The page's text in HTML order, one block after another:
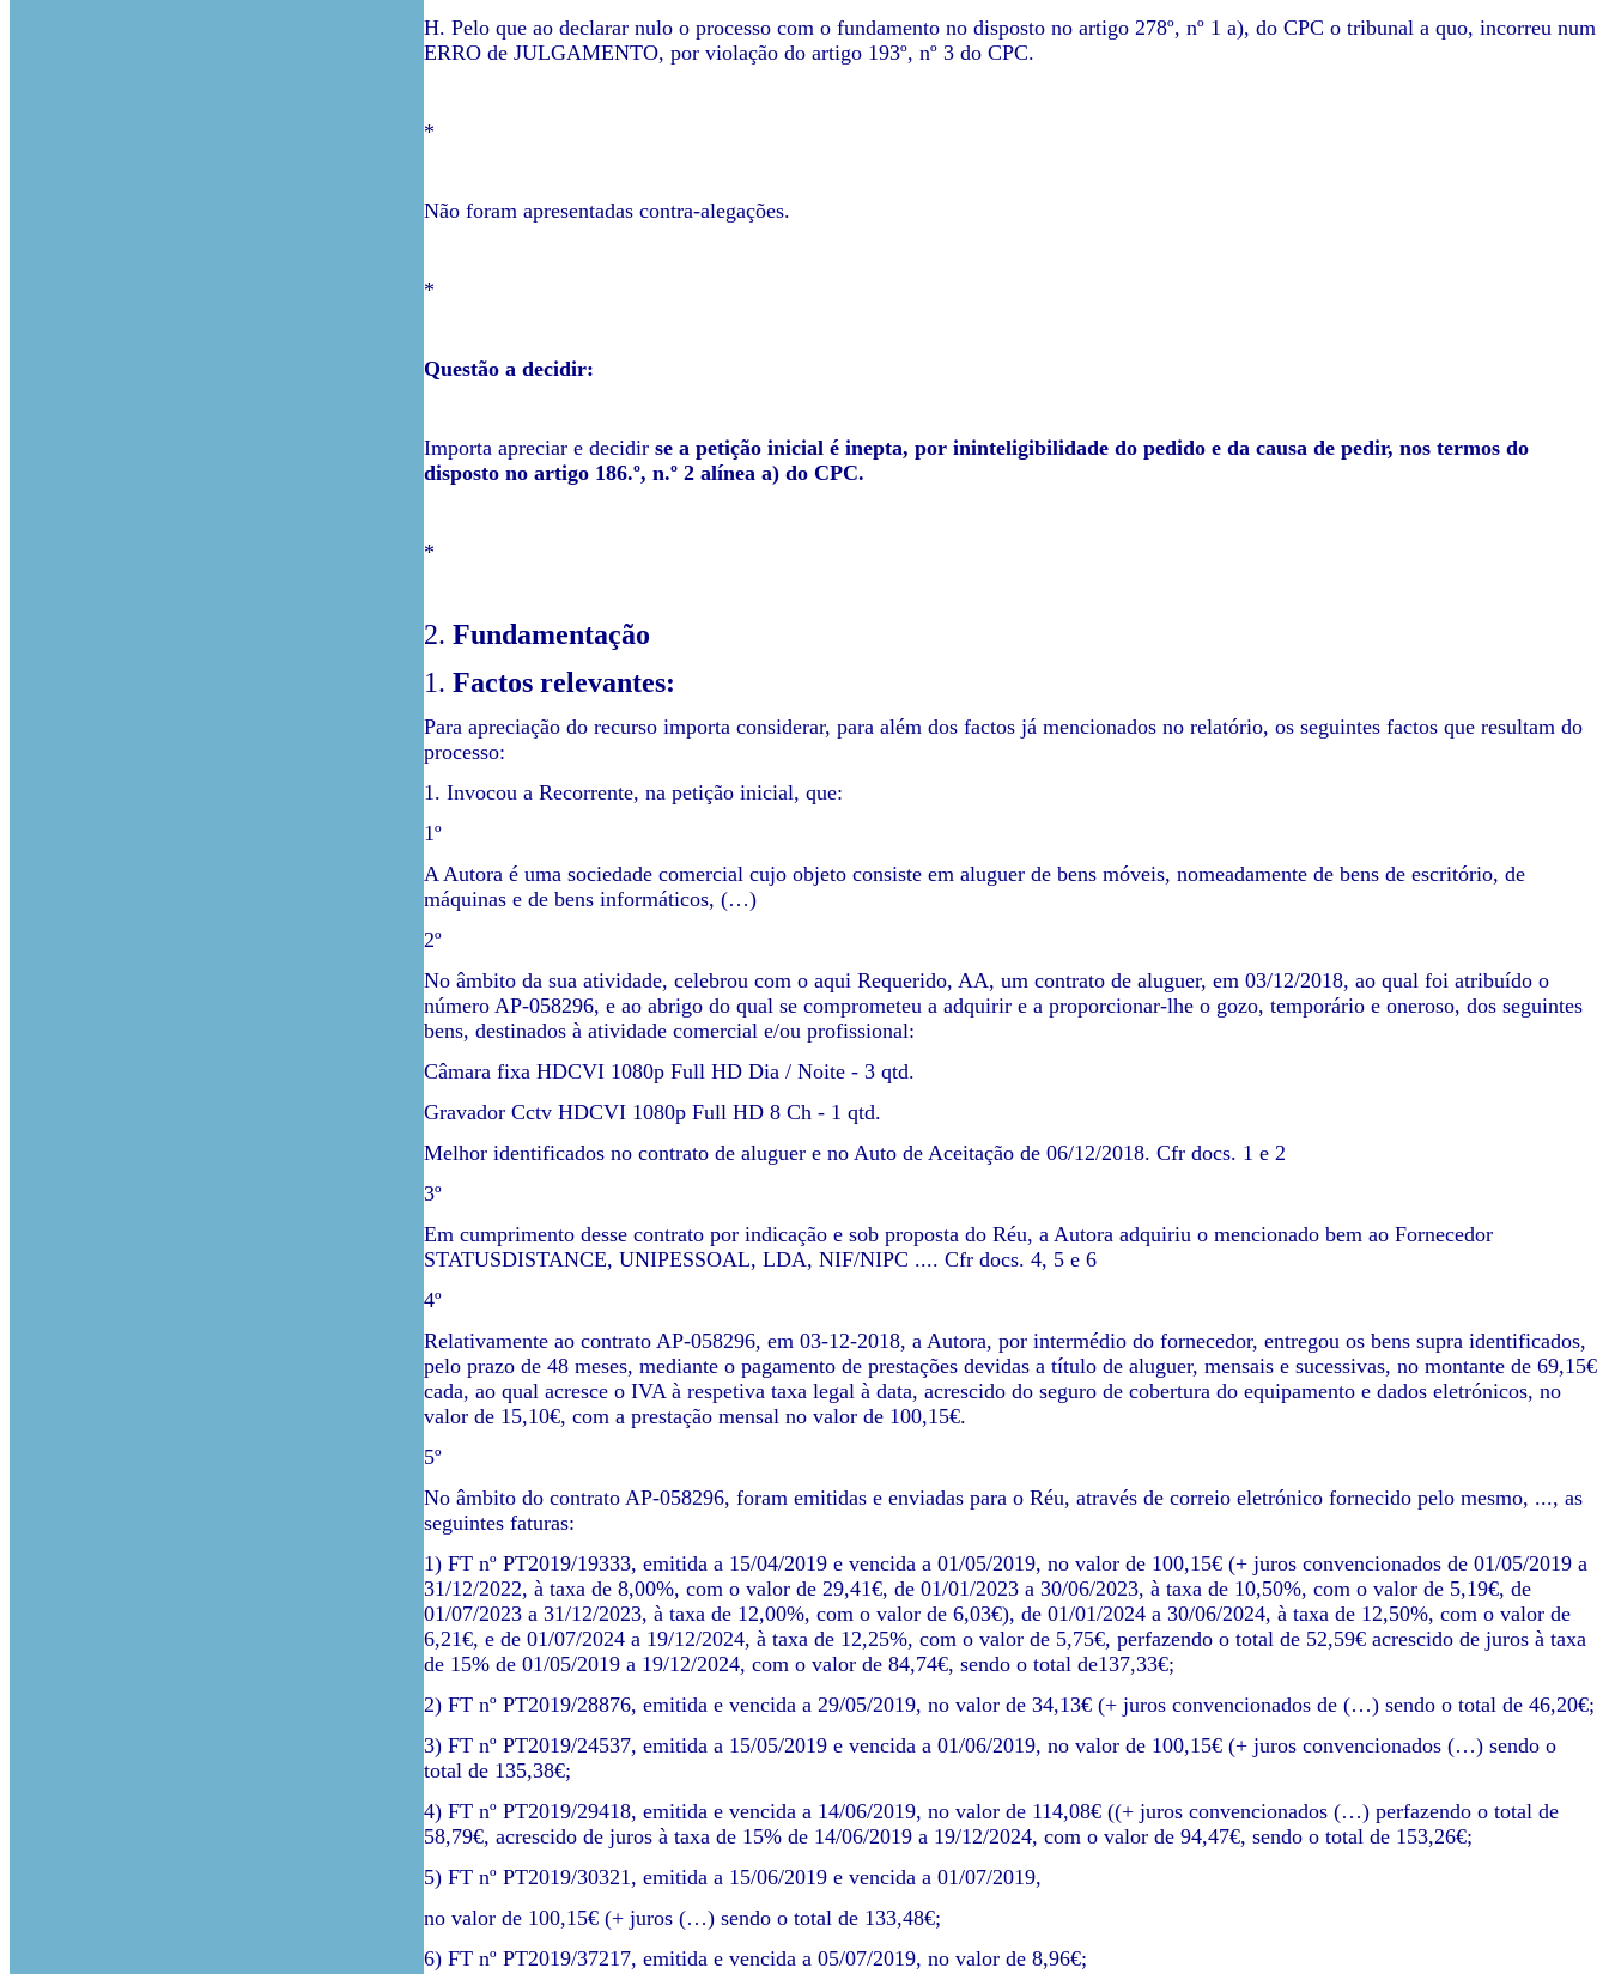
H. Pelo que ao declarar nulo o processo com o fundamento no disposto no artigo 278º, nº 1 a), do CPC o tribunal a quo, incorreu num
ERRO de JULGAMENTO, por violação do artigo 193º, nº 3 do CPC.
*
Não foram apresentadas contra-alegações.
*
Questão a decidir:
Importa apreciar e decidir se a petição inicial é inepta, por ininteligibilidade do pedido e da causa de pedir, nos termos do
disposto no artigo 186.º, n.º 2 alínea a) do CPC.
*
2. Fundamentação
1. Factos relevantes:
Para apreciação do recurso importa considerar, para além dos factos já mencionados no relatório, os seguintes factos que resultam do
processo:
1. Invocou a Recorrente, na petição inicial, que:
1º
A Autora é uma sociedade comercial cujo objeto consiste em aluguer de bens móveis, nomeadamente de bens de escritório, de
máquinas e de bens informáticos, (…)
2º
No âmbito da sua atividade, celebrou com o aqui Requerido, AA, um contrato de aluguer, em 03/12/2018, ao qual foi atribuído o
número AP-058296, e ao abrigo do qual se comprometeu a adquirir e a proporcionar-lhe o gozo, temporário e oneroso, dos seguintes
bens, destinados à atividade comercial e/ou profissional:
Câmara fixa HDCVI 1080p Full HD Dia / Noite - 3 qtd.
Gravador Cctv HDCVI 1080p Full HD 8 Ch - 1 qtd.
Melhor identificados no contrato de aluguer e no Auto de Aceitação de 06/12/2018. Cfr docs. 1 e 2
3º
Em cumprimento desse contrato por indicação e sob proposta do Réu, a Autora adquiriu o mencionado bem ao Fornecedor
STATUSDISTANCE, UNIPESSOAL, LDA, NIF/NIPC .... Cfr docs. 4, 5 e 6
4º
Relativamente ao contrato AP-058296, em 03-12-2018, a Autora, por intermédio do fornecedor, entregou os bens supra identificados,
pelo prazo de 48 meses, mediante o pagamento de prestações devidas a título de aluguer, mensais e sucessivas, no montante de 69,15€
cada, ao qual acresce o IVA à respetiva taxa legal à data, acrescido do seguro de cobertura do equipamento e dados eletrónicos, no
valor de 15,10€, com a prestação mensal no valor de 100,15€.
5º
No âmbito do contrato AP-058296, foram emitidas e enviadas para o Réu, através de correio eletrónico fornecido pelo mesmo, ..., as
seguintes faturas:
1) FT nº PT2019/19333, emitida a 15/04/2019 e vencida a 01/05/2019, no valor de 100,15€ (+ juros convencionados de 01/05/2019 a
31/12/2022, à taxa de 8,00%, com o valor de 29,41€, de 01/01/2023 a 30/06/2023, à taxa de 10,50%, com o valor de 5,19€, de
01/07/2023 a 31/12/2023, à taxa de 12,00%, com o valor de 6,03€), de 01/01/2024 a 30/06/2024, à taxa de 12,50%, com o valor de
6,21€, e de 01/07/2024 a 19/12/2024, à taxa de 12,25%, com o valor de 5,75€, perfazendo o total de 52,59€ acrescido de juros à taxa
de 15% de 01/05/2019 a 19/12/2024, com o valor de 84,74€, sendo o total de137,33€;
2) FT nº PT2019/28876, emitida e vencida a 29/05/2019, no valor de 34,13€ (+ juros convencionados de (…) sendo o total de 46,20€;
3) FT nº PT2019/24537, emitida a 15/05/2019 e vencida a 01/06/2019, no valor de 100,15€ (+ juros convencionados (…) sendo o
total de 135,38€;
4) FT nº PT2019/29418, emitida e vencida a 14/06/2019, no valor de 114,08€ ((+ juros convencionados (…) perfazendo o total de
58,79€, acrescido de juros à taxa de 15% de 14/06/2019 a 19/12/2024, com o valor de 94,47€, sendo o total de 153,26€;
5) FT nº PT2019/30321, emitida a 15/06/2019 e vencida a 01/07/2019,
no valor de 100,15€ (+ juros (…) sendo o total de 133,48€;
6) FT nº PT2019/37217, emitida e vencida a 05/07/2019, no valor de 8,96€;